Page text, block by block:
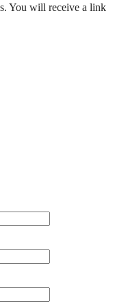
You will receive a link